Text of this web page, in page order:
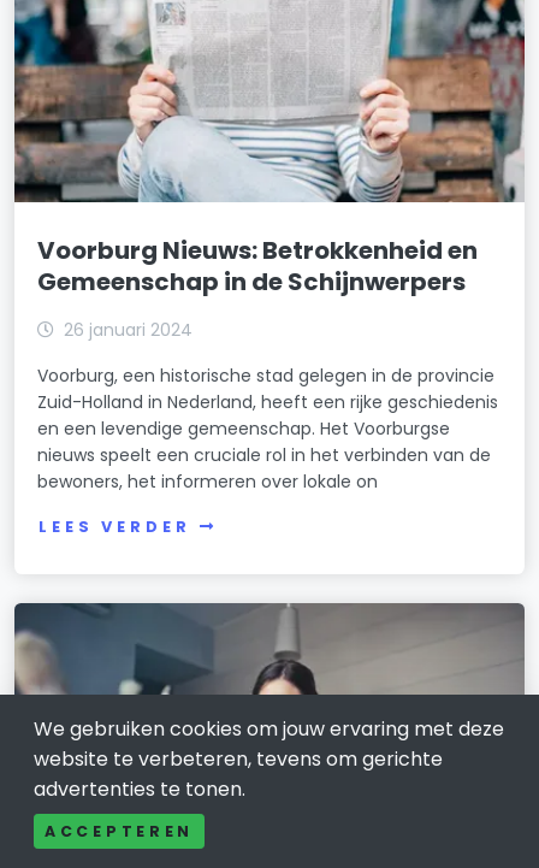
Voorburg Nieuws: Betrokkenheid en
Gemeenschap in de Schijnwerpers
26 januari 2024
Voorburg, een historische stad gelegen in de provincie
Zuid-Holland in Nederland, heeft een rijke geschiedenis
en een levendige gemeenschap. Het Voorburgse
nieuws speelt een cruciale rol in het verbinden van de
bewoners, het informeren over lokale on
LEES VERDER
We gebruiken cookies om jouw ervaring met deze
website te verbeteren, tevens om gerichte
advertenties te tonen.
ACCEPTEREN